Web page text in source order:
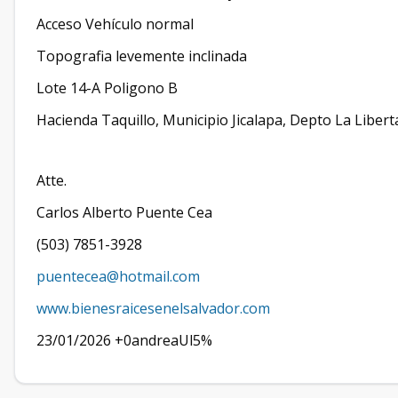
Acceso Vehículo normal
Topografia levemente inclinada
Lote 14-A Poligono B
Hacienda Taquillo, Municipio Jicalapa, Depto La
Atte.
Carlos Alberto Puente Cea
(503) 7851-3928
puentecea@hotmail.com
www.bienesraicesenelsalvador.com
23/01/2026 +0andreaUl5%